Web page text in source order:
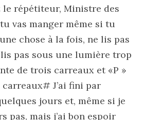
le répétiteur, Ministre des
vas manger même si tu
chose à la fois, ne lis pas
pas sous une lumière trop
de trois carreaux et «P »
J’ai fini par
jours et, même si je
pas, mais j’ai bon espoir